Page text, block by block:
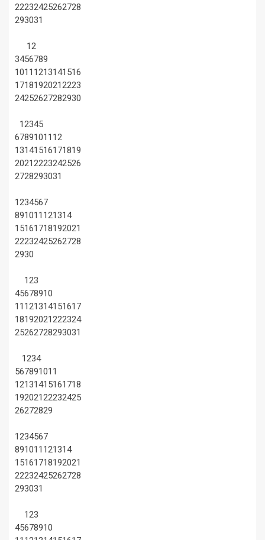
22232425262728
293031
12
3456789
1011 1213141516
17181920212223
24252627282930
12345
67891011 12
13141516171819
20212223242526
2728293031
1234567
891011 121314
15161718192021
22232425262728
2930
123
45678910
11 121314151617
18192021222324
25262728293031
1234
567891011
12131415161718
19202122232425
26272829
1234567
891011 121314
15161718192021
22232425262728
293031
123
45678910